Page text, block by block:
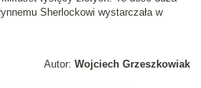
Sherlockowi wystarczała w
Autor: Wojciech Grzeszkowiak